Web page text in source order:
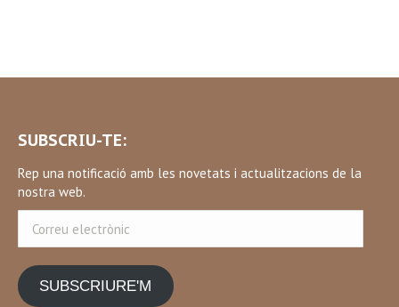
SUBSCRIU-TE:
Rep una notificació amb les novetats i actualitzacions de la
nostra web.
electrònic
SUBSCRIURE'M